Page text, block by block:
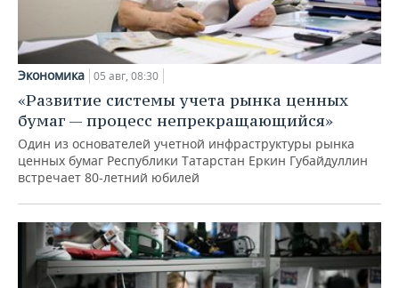
Экономика 05 авг, 08:30
«Развитие системы учета рынка ценных
бумаг — процесс непрекращающийся»
Один из основателей учетной инфраструктуры рынка
ценных бумаг Республики Татарстан Еркин Губайдуллин
встречает 80-летний юбилей